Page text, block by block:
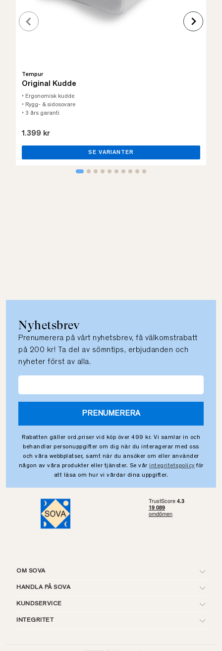
Tempur
Original Kudde
• Ergonomisk kudde
• Rygg- & sidosovare
• 3 års garanti
1.399 kr
SE VARIANTER
Nyhetsbrev
Prenumerera på vårt nyhetsbrev, få välkomstrabatt
på 200 kr! Ta del av sömntips, erbjudanden och
nyheter först av alla.
PRENUMERERA
Rabatten gäller ord.priser vid köp över 499 kr. Vi samlar in och
behandlar personuppgifter om dig när du interagerar med oss
och våra webbplatser, samt när du ansöker om eller använder
någon av våra produkter eller tjänster. Se vår integritetspolicy för
att läsa om hur vi vårdar dina uppgifter.
OM SOVA
HANDLA PÅ SOVA
KUNDSERVICE
INTEGRITET